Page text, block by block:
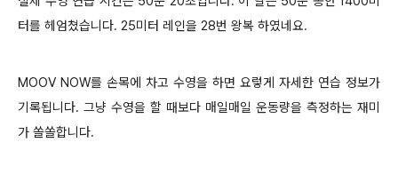
터를 헤엄쳤습니다. 25미터 레인을 28번 왕복 하였네요.
MOOV NOW를 손목에 차고 수영을 하면 요렇게 자세한 연습 정보가
기록됩니다. 그냥 수영을 할 때보다 매일매일 운동량을 측정하는 재미
가 쏠쏠합니다.